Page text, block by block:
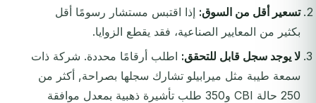
تسعير أقل من السوق: إذا اقتبس مستشار رسومًا أقل
بكثير من المعايير الصناعية، فقد يقطع الزوايا.
لا يوجد سجل قابل للتحقق: اطلب أرقامًا محددة. شركة ذات
سمعة طيبة مثل ميرابيلو تشارك سجلها بصراحة, أكثر من
250 حالة CBI و350 طلب تأشيرة ذهبية بمعدل موافقة